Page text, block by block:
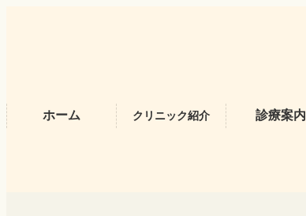
プ
ホーム クリニック紹介 診療案内